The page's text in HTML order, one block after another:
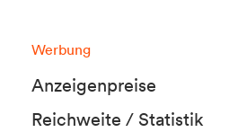
Werbung
Anzeigenpreise
Reichweite / Statistik